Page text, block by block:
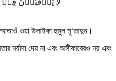
ওয়া উলাইকা হুমুল মু‘তাদুন।
মর্যাদা দেয় না এবং অঙ্গীকারেরও নয় এবং